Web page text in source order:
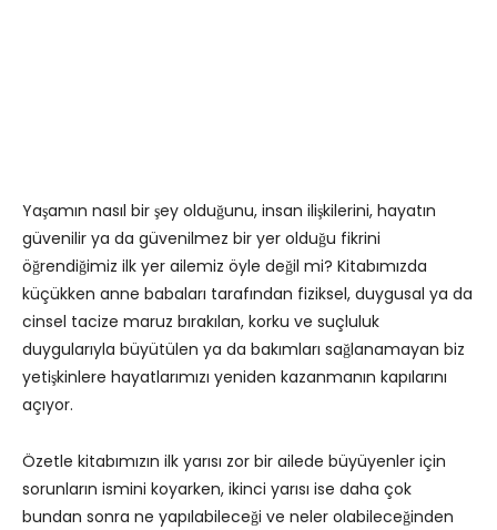
Yaşamın nasıl bir şey olduğunu, insan ilişkilerini, hayatın
güvenilir ya da güvenilmez bir yer olduğu fikrini
öğrendiğimiz ilk yer ailemiz öyle değil mi? Kitabımızda
küçükken anne babaları tarafından fiziksel, duygusal ya da
cinsel tacize maruz bırakılan, korku ve suçluluk
duygularıyla büyütülen ya da bakımları sağlanamayan biz
yetişkinlere hayatlarımızı yeniden kazanmanın kapılarını
açıyor.
Özetle kitabımızın ilk yarısı zor bir ailede büyüyenler için
sorunların ismini koyarken, ikinci yarısı ise daha çok
bundan sonra ne yapılabileceği ve neler olabileceğinden